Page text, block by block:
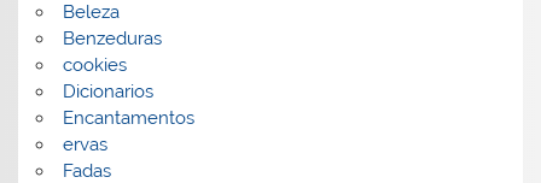
Beleza
Benzeduras
cookies
Dicionarios
Encantamentos
ervas
Fadas